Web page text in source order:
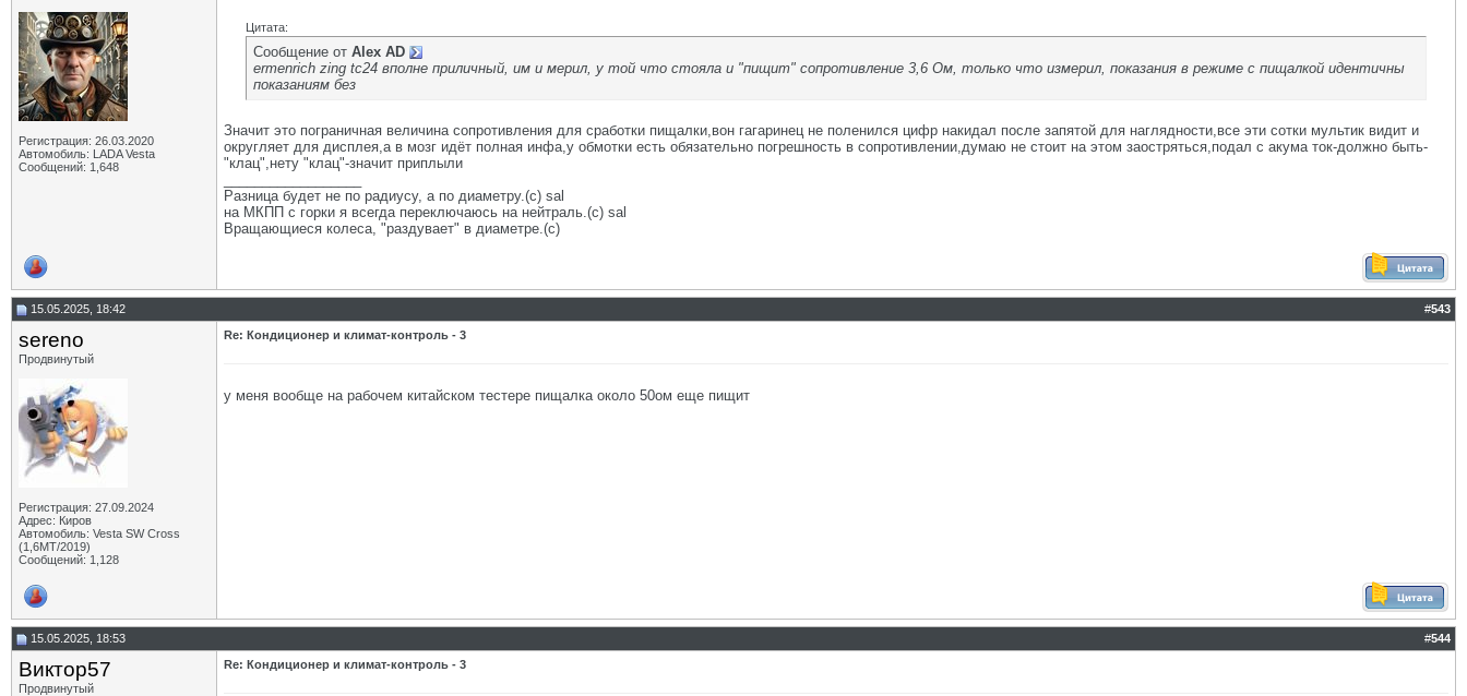
Регистрация: 26.03.2020
Автомобиль: LADA Vesta
Сообщений: 1,648
Цитата:
Сообщение от Alex AD
ermenrich zing tc24 вполне приличный, им и мерил, у той что стояла и "пищит" сопротивление 3,6 Ом, только что измерил, показания в режиме с пищалкой идентичны
показаниям без
Значит это пограничная величина сопротивления для сработки пищалки,вон гагаринец не поленился цифр накидал после запятой для наглядности,все эти сотки мультик видит и
округляет для дисплея,а в мозг идёт полная инфа,у обмотки есть обязательно погрешность в сопротивлении,думаю не стоит на этом заостряться,подал с акума ток-должно быть-
"клац",нету "клац"-значит приплыли
Разница будет не по радиусу, а по диаметру.(с) sal
на МКПП с горки я всегда переключаюсь на нейтраль.(с) sal
Вращающиеся колеса, "раздувает" в диаметре.(с)
15.05.2025, 18:42 #543
sereno
Продвинутый
Регистрация: 27.09.2024
Адрес: Киров
Автомобиль: Vesta SW Cross
(1,6МТ/2019)
Сообщений: 1,128
Re: Кондиционер и климат-контроль - 3
у меня вообще на рабочем китайском тестере пищалка около 50ом еще пищит
15.05.2025, 18:53 #544
Виктор57
Продвинутый
Re: Кондиционер и климат-контроль - 3